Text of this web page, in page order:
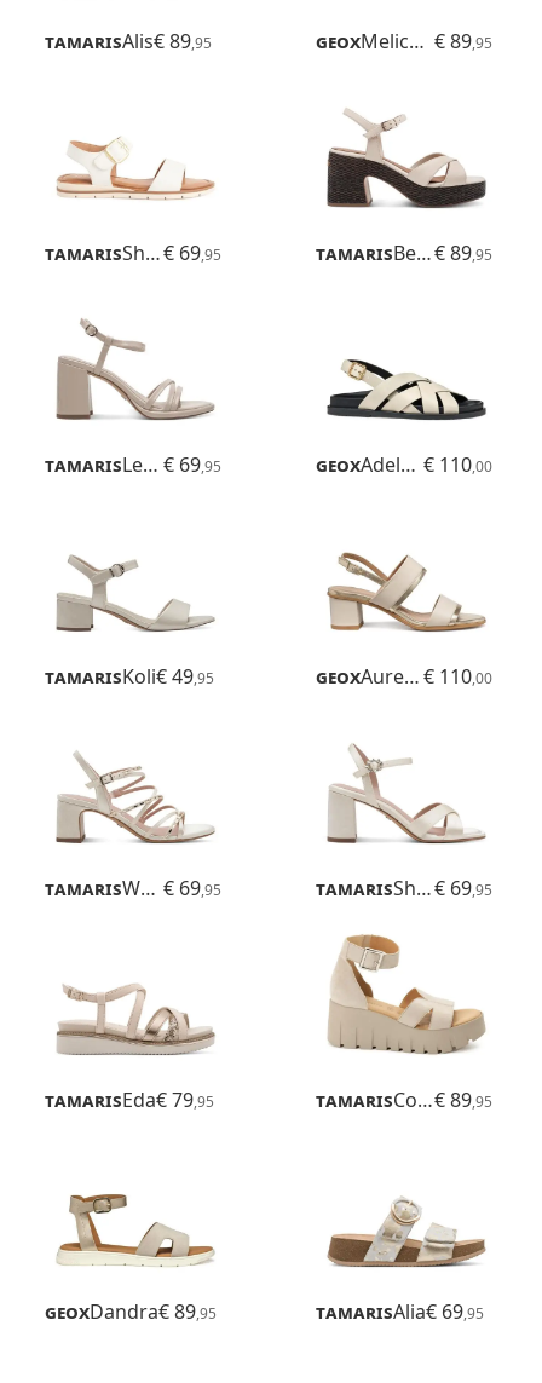
TamarisAlis€ 89,95 Geox Meliconia € 89,95
Tamaris Shanza€ 69,95 Tamaris Belladonna€ 89,95
Tamaris Lemonia € 69,95 Geox Adelash € 110,00
TamarisKoli€ 49,95 Geox Aurely 50€ 110,00
Tamaris Whitnee € 69,95 Tamaris Shanaia€ 69,95
TamarisEda€ 79,95 Tamaris Cobe€ 89,95
GeoxDandra€ 89,95 TamarisAlia€ 69,95